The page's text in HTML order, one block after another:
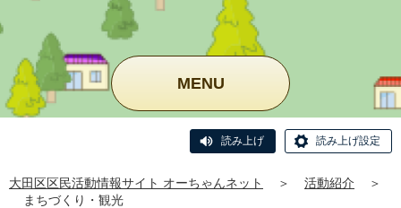
MENU
読み上げ 読み上げ設定
大田区区民活動情報サイト オーちゃんネット ＞ 活動紹介
＞
まちづくり・観光